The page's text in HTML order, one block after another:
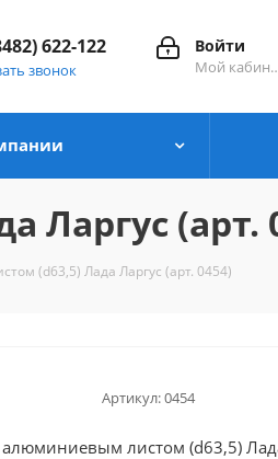
Войти
Мой
622-122
звонок
(арт.
(d63,5) Лада Ларгус (арт. 0454)
Артикул:0454
листом (d63,5)